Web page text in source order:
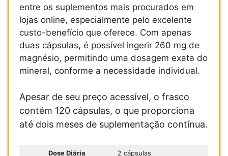
entre os suplementos mais procurados em
lojas online, especialmente pelo excelente
custo-benefício que oferece. Com apenas
duas cápsulas, é possível ingerir 260 mg de
magnésio, permitindo uma dosagem exata do
mineral, conforme a necessidade individual.
Apesar de seu preço acessível, o frasco
contém 120 cápsulas, o que proporciona
até dois meses de suplementação contínua.
Dose Diária
2 cápsulas